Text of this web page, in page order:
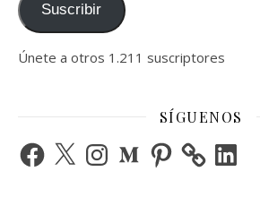
Suscribir
Únete a otros 1.211 suscriptores
SÍGUENOS
Facebook
X InstagramMediumPinterest LinkedIn